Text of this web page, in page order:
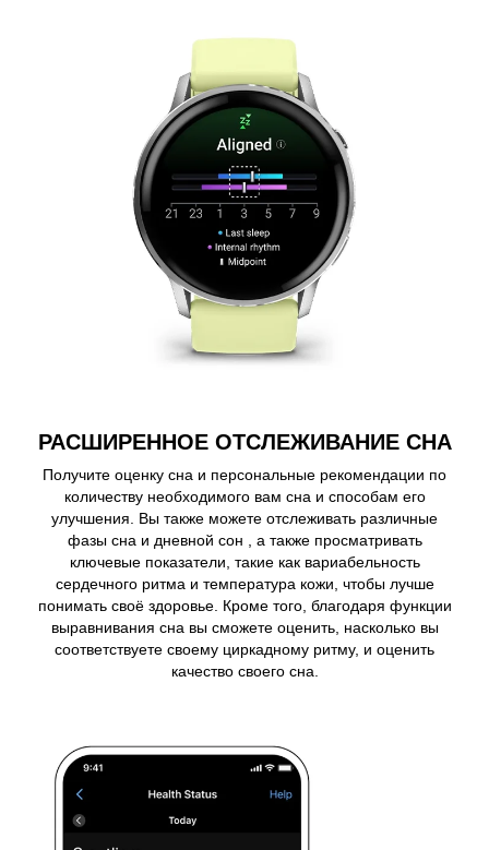
РАСШИРЕННОЕ ОТСЛЕЖИВАНИЕ СНА
Получите оценку сна и персональные рекомендации по
количеству необходимого вам сна и способам его
улучшения. Вы также можете отслеживать различные
фазы сна и дневной сон , а также просматривать
ключевые показатели, такие как вариабельность
сердечного ритма и температура кожи, чтобы лучше
понимать своё здоровье. Кроме того, благодаря функции
выравнивания сна вы сможете оценить, насколько вы
соответствуете своему циркадному ритму, и оценить
качество своего сна.